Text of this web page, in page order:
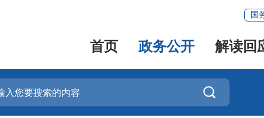
国
首页 政务公开 解读回
